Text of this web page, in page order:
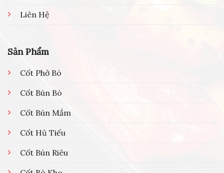
Liên Hệ
Sản Phẩm
Cốt Phở Bò
Cốt Bún Bò
Cốt Bún Mắm
Cốt Hủ Tiếu
Cốt Bún Riêu